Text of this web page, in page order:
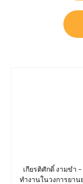
เกียรติศักดิ์ งามขำ
ทำงานในวงการยา